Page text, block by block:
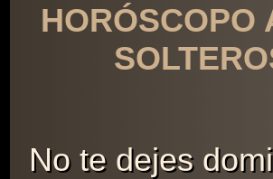
HORÓSCOPO
No te dejes